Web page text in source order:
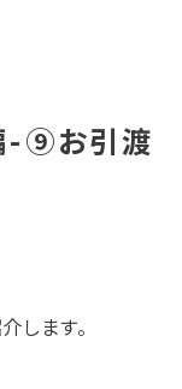
-⑨お引渡
します。